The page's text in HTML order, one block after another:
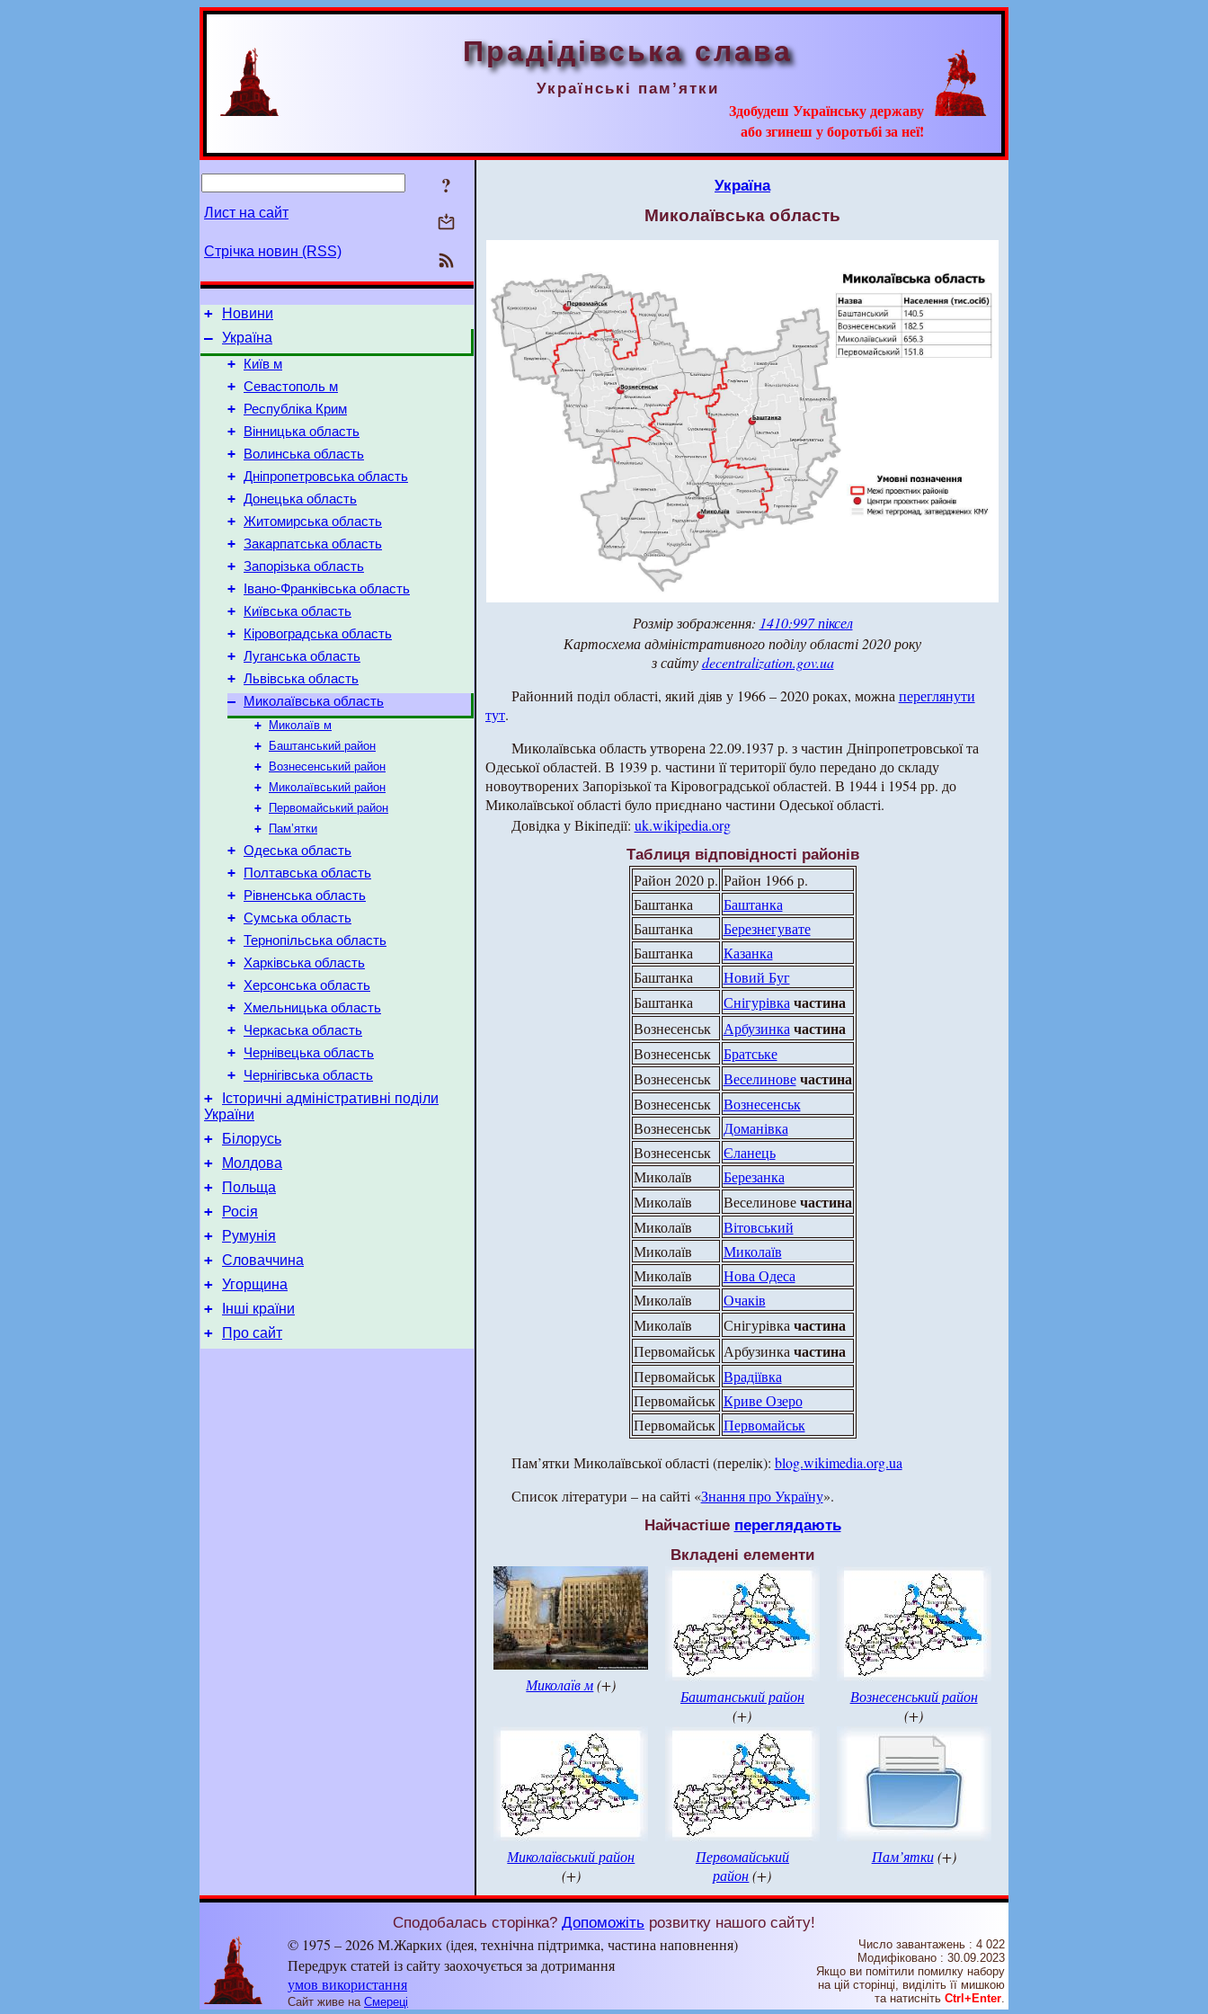
Прадідівська слава
Українські пам’ятки
Здобудеш Українську державу
або згинеш у боротьбі за неї!
?
Лист на сайт
Стрічка новин (RSS)
+ Новини
– Україна
+
Київ м
+ Севастополь м
+ Республіка Крим
+ Вінницька область
+ Волинська область
+ Дніпропетровська область
+ Донецька область
+ Житомирська область
+ Закарпатська область
+ Запорізька область
+ Івано-Франківська область
+ Київська область
+ Кіровоградська область
+ Луганська область
+ Львівська область
– Миколаївська область
+
Миколаїв м
+
Баштанський район
+
Вознесенський район
+
Миколаївський район
+
Первомайський район
+
Пам’ятки
+ Одеська область
+ Полтавська область
+ Рівненська область
+ Сумська область
+ Тернопільська область
+ Харківська область
+ Херсонська область
+ Хмельницька область
+ Черкаська область
+ Чернівецька область
+ Чернігівська область
+
Історичні адміністративні поділи
України
+ Білорусь
+ Молдова
+ Польща
+ Росія
+ Румунія
+ Словаччина
+ Угорщина
+ Інші країни
+ Про сайт
Україна
Миколаївська область
Розмір зображення: 1410:997 піксел
Картосхема адміністративного поділу області 2020 року
з сайтуdecentralization.gov.ua
Районний поділ області, який діяв у 1966 – 2020 роках, можна переглянути
тут.
Миколаївська область утворена 22.09.1937 р. з частин Дніпропетровської та
Одеської областей. В 1939 р. частини її території було передано до складу
новоутворених Запорізької та Кіровоградської областей. В 1944 і 1954 рр. до
Миколаївської області було приєднано частини Одеської області.
Довідка у Вікіпедії: uk.wikipedia.org
Таблиця відповідності районів
Район 2020 р. Район 1966 р.
Баштанка
Баштанка
Баштанка
Березнегувате
Баштанка
Казанка
Баштанка
Новий Буг
Баштанка
Снігурівка частина
Вознесенськ Арбузинка частина
Вознесенськ
Братське
Вознесенськ
Веселинове частина
Вознесенськ
Вознесенськ
Вознесенськ
Доманівка
Вознесенськ
Єланець
Миколаїв
Березанка
Миколаїв
Веселиновечастина
Миколаїв
Вітовський
Миколаїв
Миколаїв
Миколаїв
Нова Одеса
Миколаїв
Очаків
Миколаїв
Снігурівка частина
Первомайськ Арбузинка частина
Первомайськ Врадіївка
Первомайськ Криве Озеро
Первомайськ Первомайськ
Пам’ятки Миколаївської області (перелік): blog.wikimedia.org.ua
Список літератури – на сайті «Знання про Україну».
Найчастіше переглядають
Вкладені елементи
Миколаїв м(+)
Баштанський район
(+)
Вознесенський район
(+)
Миколаївський район
(+)
Первомайський
район(+)
Пам’ятки(+)
Сподобалась сторінка? Допоможіть розвитку нашого сайту!
© 1975 – 2026 М.Жарких (ідея, технічна підтримка, частина наповнення)
Передрук статей із сайту заохочується за дотримання
умов використання
Сайт живе на Смереці
Число завантажень : 4 022
Модифіковано : 30.09.2023
Якщо ви помітили помилку набору
на цiй сторiнцi, видiлiть її мишкою
та натисніть Ctrl+Enter.